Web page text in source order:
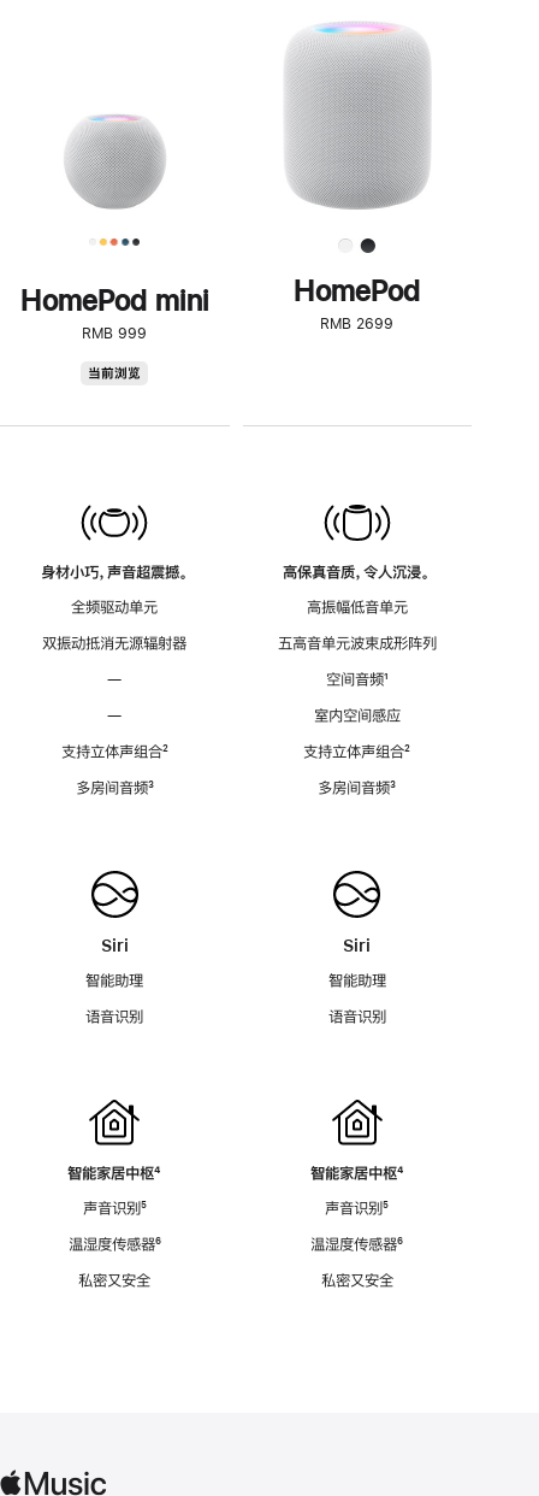
HomePod mini
RMB 999
当前浏览
身材小巧，声音超震撼。
全频驱动单元
双振动抵消无源辐射器
—
—
支持立体声组合脚
²
多房间音频脚
³
Siri
智能助理
语音识别
智能家居中枢脚
⁴
声音识别脚
⁵
温湿度传感器脚
⁶
私密又安全
步
了
解
HomePod<
HomePod
RMB 2699
高保真音质，令人沉浸。
高振幅低音单元
五高音单元波束成形阵列
空间音频脚
¹
室内空间感应
支持立体声组合脚
²
多房间音频脚
³
Siri
智能助理
语音识别
智能家居中枢脚
⁴
声音识别脚
⁵
温湿度传感器脚
⁶
私密又安全